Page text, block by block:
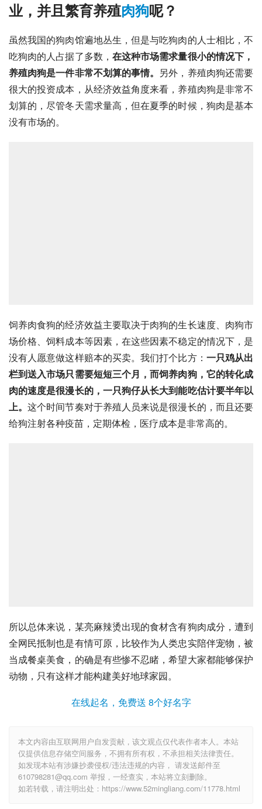
业，并且繁育养殖肉狗呢？
虽然我国的狗肉馆遍地丛生，但是与吃狗肉的人士相比，不
吃狗肉的人占据了多数， 在这种市场需求量很小的情况下，
养殖肉狗是一件非常不划算的事情。 另外，养殖肉狗还需要
很大的投资成本，从经济效益角度来看，养殖肉狗是非常不
划算的，尽管冬天需求量高，但在夏季的时候，狗肉是基本
没有市场的。
饲养肉食狗的经济效益主要取决于肉狗的生长速度、肉狗市
场价格、饲料成本等因素，在这些因素不稳定的情况下，是
没有人愿意做这样赔本的买卖。我们打个比方： 一只鸡从出
栏到送入市场只需要短短三个月，而饲养肉狗，它的转化成
肉的速度是很漫长的，一只狗仔从长大到能吃估计要半年以
上。这个时间节奏对于养殖人员来说是很漫长的，而且还要
给狗注射各种疫苗，定期体检，医疗成本是非常高的。
所以总体来说，某亮麻辣烫出现的食材含有狗肉成分，遭到
全网民抵制也是有情可原，比较作为人类忠实陪伴宠物，被
当成餐桌美食，的确是有些惨不忍睹，希望大家都能够保护
动物，只有这样才能构建美好地球家园。
在线起名，免费送 8个好名字
本文内容由互联网用户自发贡献，该文观点仅代表作者本人。本站
仅提供信息存储空间服务，不拥有所有权，不承担相关法律责任。
如发现本站有涉嫌抄袭侵权/违法违规的内容， 请发送邮件至
610798281@qq.com 举报，一经查实，本站将立刻删除。
如若转载，请注明出处：https://www.52mingliang.com/11778.html